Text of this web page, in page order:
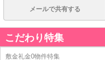
メールで共有する
こだわり特集
敷金礼金0物件特集